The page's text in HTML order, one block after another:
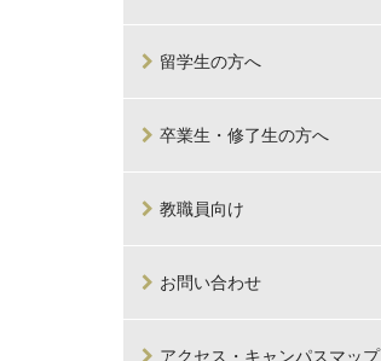
留学生の方へ
卒業生・修了生の方へ
教職員向け
お問い合わせ
アクセス・キャンパスマップ